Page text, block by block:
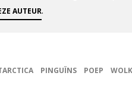
AUTEUR.
PINGUÏNS POEP